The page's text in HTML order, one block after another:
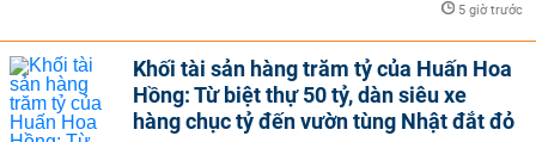
5 giờ trước
Khối tài sản hàng trăm tỷ của Huấn Hoa
Hồng: Từ biệt thự 50 tỷ, dàn siêu xe
hàng chục tỷ đến vườn tùng Nhật đắt đỏ